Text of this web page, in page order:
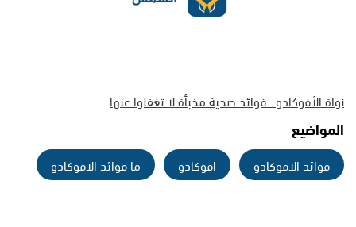
نواة الأفوكادو.. فوائد صحية مخبأة لا تغفلوا عنها
المواضيع
فوائد الافوكادو افوكادو ما فوائد الافوكادو